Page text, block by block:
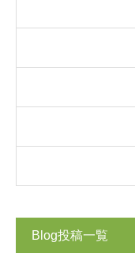
Blog投稿一覧